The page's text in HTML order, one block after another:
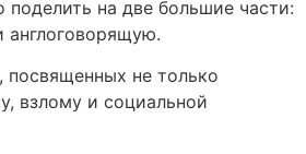
на две большие части:
англоговорящую.
посвященных не только
взлому и социальной